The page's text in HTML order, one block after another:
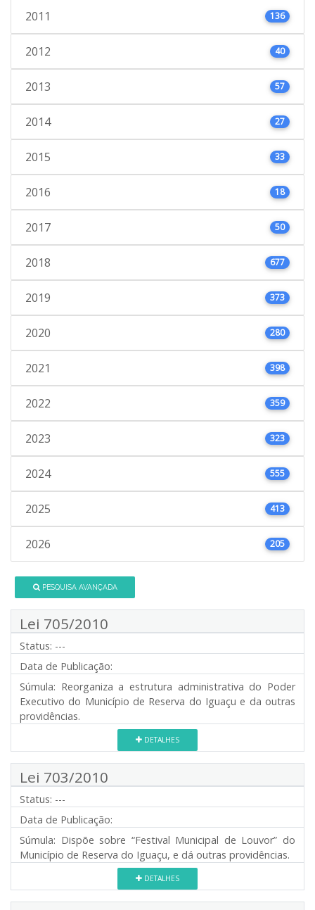
2011 136
2012 40
2013 57
2014 27
2015 33
2016 18
2017 50
2018 677
2019 373
2020 280
2021 398
2022 359
2023 323
2024 555
2025 413
2026 205
PESQUISA AVANÇADA
Lei 705/2010
Status: ---
Data de Publicação:
Súmula: Reorganiza a estrutura administrativa do Poder
Executivo do Município de Reserva do Iguaçu e da outras
providências.
DETALHES
Lei 703/2010
Status: ---
Data de Publicação:
Súmula: Dispõe sobre “Festival Municipal de Louvor” do
Município de Reserva do Iguaçu, e dá outras providências.
DETALHES